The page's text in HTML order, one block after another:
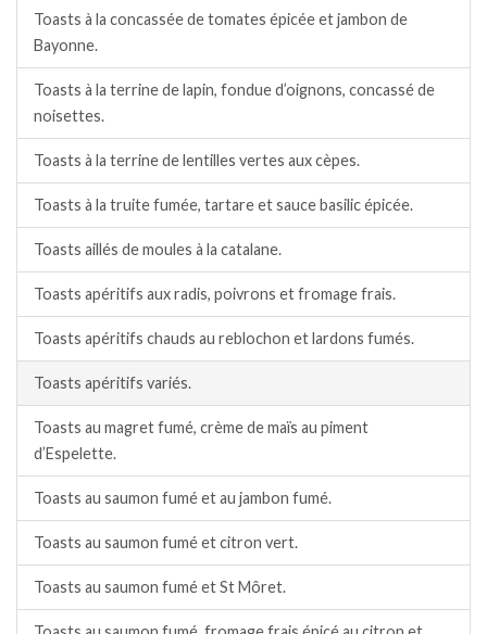
Toasts à la concassée de tomates épicée et jambon de
Bayonne.
Toasts à la terrine de lapin, fondue d’oignons, concassé de
noisettes.
Toasts à la terrine de lentilles vertes aux cèpes.
Toasts à la truite fumée, tartare et sauce basilic épicée.
Toasts aillés de moules à la catalane.
Toasts apéritifs aux radis, poivrons et fromage frais.
Toasts apéritifs chauds au reblochon et lardons fumés.
Toasts apéritifs variés.
Toasts au magret fumé, crème de maïs au piment
d’Espelette.
Toasts au saumon fumé et au jambon fumé.
Toasts au saumon fumé et citron vert.
Toasts au saumon fumé et St Môret.